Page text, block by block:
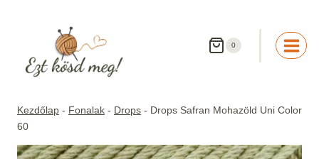
0
Kezdőlap - Fonalak - Drops - Drops Safran Mohazöld Uni Color
60